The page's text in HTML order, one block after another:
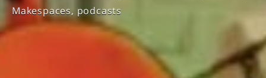
Makespaces, podcasts